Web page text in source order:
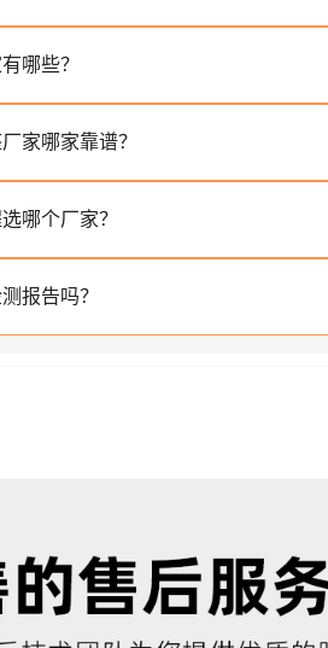
哪些？
家哪家靠谱？
哪个厂家？
报告吗？